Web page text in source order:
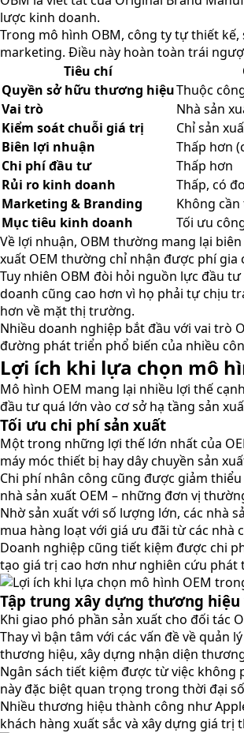
lược kinh doanh.
Trong mô hình OBM, công ty tự thiết
marketing. Điều này hoàn toàn trái
Tiêu chí
Quyền sở hữu thương hiệuThuộc
Vai trò
Nhà sản
Kiểm soát chuỗi giá trị
Chỉ sản
Biên lợi nhuận
Thấp hơn
Chi phí đầu tư
Thấp hơn
Rủi ro kinh doanh
Thấp, có
Marketing & Branding
Không
Mục tiêu kinh doanh
Tối ưu
Về lợi nhuận, OBM thường mang lại
xuất OEM thường chỉ nhận được phí
Tuy nhiên OBM đòi hỏi nguồn lực đầu
doanh cũng cao hơn vì họ phải tự chịu
hơn về mặt thị trường.
Nhiều doanh nghiệp bắt đầu với vai trò
đường phát triển phổ biến của nhiều
Lợi ích khi lựa chọn mô
Mô hình OEM mang lại nhiều lợi thế
đầu tư quá lớn vào cơ sở hạ tầng sản
Tối ưu chi phí sản xuất
Một trong những lợi thế lớn nhất của
máy móc thiết bị hay dây chuyền sản
Chi phí nhân công cũng được giảm
nhà sản xuất OEM – những đơn vị
Nhờ sản xuất với số lượng lớn, các nhà
mua hàng loạt với giá ưu đãi từ các nhà
Doanh nghiệp cũng tiết kiệm được chi
tạo giá trị cao hơn như nghiên cứu
Tập trung xây dựng thương
Khi giao phó phần sản xuất cho đối tác
Thay vì bận tâm với các vấn đề về quản
thương hiệu, xây dựng nhận diện
Ngân sách tiết kiệm được từ việc không
này đặc biệt quan trọng trong thời đại
Nhiều thương hiệu thành công như
khách hàng xuất sắc và xây dựng giá